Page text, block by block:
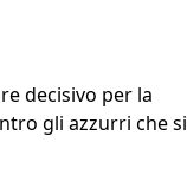
decisivo per la
gli azzurri che si